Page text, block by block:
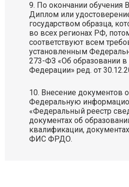
По окончании обучения
Диплом или
государством образца,
во всех регионах РФ,
соответствуют всем
установленным
273-ФЗ «Об образовании в
Федерации» ред. от
Внесение документов
Федеральную
«Федеральный реестр
документах об
квалификации,
ФИС ФРДО.